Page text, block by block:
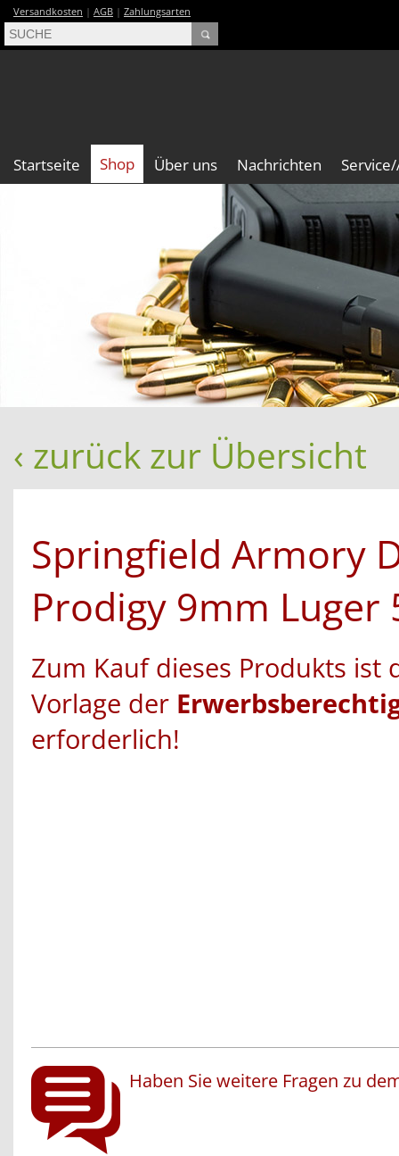
Versandkosten | AGB | Zahlungsarten
Startseite Shop Über uns Nachrichten
‹ zurück zur Übersicht
Springfield Armory
Prodigy 9mm Luger
Zum Kauf dieses Produkts ist
Vorlage der
erforderlich!
Haben Sie weitere Fragen zu